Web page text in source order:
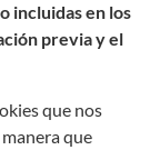
incluidas en los
previa y el
que nos
que